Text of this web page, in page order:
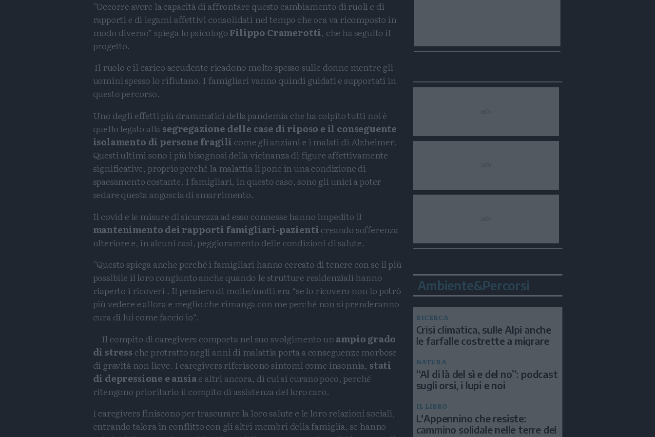
”Occorre avere la capacità di affrontare questo cambiamento di ruoli e di
rapporti e di legami affettivi consolidati nel tempo che ora va ricomposto in
modo diverso” spiega lo psicologoFilippo Cramerotti, che ha seguito il
progetto.
Il ruolo e il carico accudente ricadono molto spesso sulle donne mentre gli
uomini spesso lo rifiutano. I famigliari vanno quindi guidati e supportati in
questo percorso.
Uno degli effetti più drammatici della pandemia che ha colpito tutti noi è
quello legato allasegregazione delle case di riposo e il conseguente
isolamento di persone fragili come gli anziani e i malati di Alzheimer.
Questi ultimi sono i più bisognosi della vicinanza di figure affettivamente
significative, proprio perché la malattia li pone in una condizione di
spaesamento costante. I famigliari, in questo caso, sono gli unici a poter
sedare questa angoscia di smarrimento.
Il covid e le misure di sicurezza ad esso connesse hanno impedito il
mantenimento dei rapporti famigliari-pazienticreando sofferenza
ulteriore e, in alcuni casi, peggioramento delle condizioni di salute.
”Questo spiega anche perché i famigliari hanno cercato di tenere con se il più
possibile il loro congiunto anche quando le strutture residenziali hanno
riaperto i ricoveri . Il pensiero di molte/molti era “se lo ricovero non lo potrò
più vedere e allora e meglio che rimanga con me perché non si prenderanno
cura di lui come faccio io“.
Il compito di caregivers comporta nel suo svolgimento unampio grado
di stress che protratto negli anni di malattia porta a conseguenze morbose
di gravità non lieve. I caregivers riferiscono sintomi come insonnia, stati
di depressione e ansiae altri ancora, di cui si curano poco, perché
ritengono prioritario il compito di assistenza del loro caro.
I caregivers finiscono per trascurare la loro salute e le loro relazioni sociali,
entrando talora in conflitto con gli altri membri della famiglia, se hanno
Ambiente&Percorsi
RICERCA
Crisi climatica, sulle Alpi anche
le farfalle costrette a migrare
NATURA
“Al di là del sì e del no”: podcast
sugli orsi, i lupi e noi
IL LIBRO
L'Appennino che resiste:
cammino solidale nelle terre del